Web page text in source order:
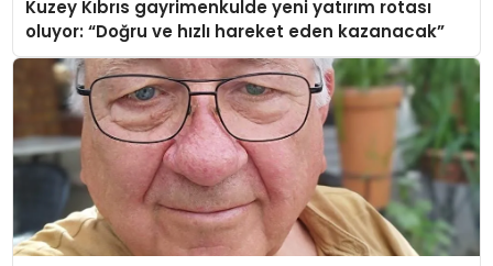
Kuzey Kıbrıs gayrimenkulde yeni yatırım rotası
oluyor: “Doğru ve hızlı hareket eden kazanacak”